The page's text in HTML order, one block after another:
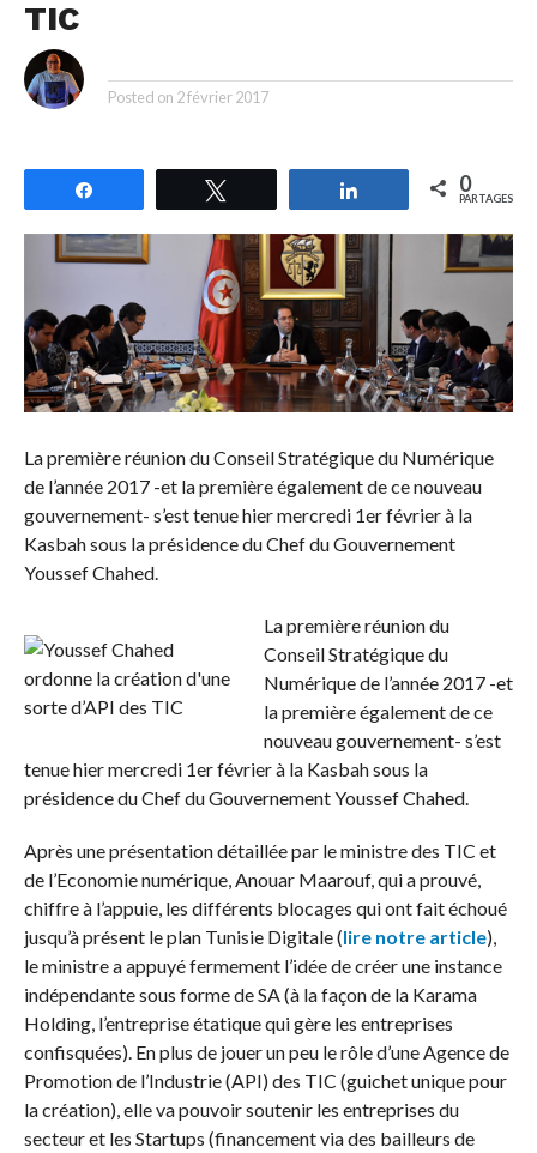
TIC
Posted on 2 février 2017
Partagez 0
PARTAGES
La première réunion du Conseil Stratégique du Numérique
de l’année 2017 -et la première également de ce nouveau
gouvernement- s’est tenue hier mercredi 1er février à la
Kasbah sous la présidence du Chef du Gouvernement
Youssef Chahed.
La première réunion du
Conseil Stratégique du
Numérique de l’année 2017 -et
la première également de ce
nouveau gouvernement- s’est
tenue hier mercredi 1er février à la Kasbah sous la
présidence du Chef du Gouvernement Youssef Chahed.
Après une présentation détaillée par le ministre des TIC et
de l’Economie numérique, Anouar Maarouf, qui a prouvé,
chiffre à l’appuie, les différents blocages qui ont fait échoué
jusqu’à présent le plan Tunisie Digitale (lire notre article),
le ministre a appuyé fermement l’idée de créer une instance
indépendante sous forme de SA (à la façon de la Karama
Holding, l’entreprise étatique qui gère les entreprises
confisquées). En plus de jouer un peu le rôle d’une Agence de
Promotion de l’Industrie (API) des TIC (guichet unique pour
la création), elle va pouvoir soutenir les entreprises du
secteur et les Startups (financement via des bailleurs de